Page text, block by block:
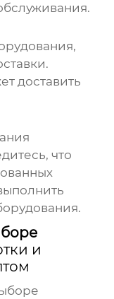
доставить
что
и